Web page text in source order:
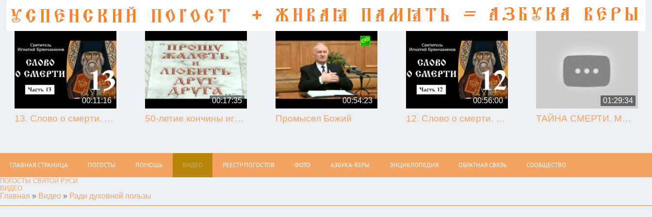
00:11:16
13. Слово о смерти. Игнатий Брянчанинов.
00:17:35
50-летие кончины игумена Никона (Воробьёва) (г. Гагарин, 2013.09.07)
00:54:23
Промысел Божий
00:56:00
12. Слово о смерти. Игнатий Брянчанинов.
01:29:34
ТАЙНА СМЕРТИ. МЫТАРСТВА. ВОСКРЕСЕНИЕ (Олег Стеняев)
ГЛАВНАЯ СТРАНИЦА ПОГОСТЫ ПОМОЩЬ ВИДЕО РЕЕСТР ПОГОСТОВ ФОТО АЗБУКА-ВЕРЫ ЭНЦИКЛОПЕДИЯ ОБРАТНАЯ СВЯЗЬ СООБЩЕСТВО
ПОГОСТЫ СВЯТОЙ РУСИ
ВИДЕО
Главная » Видео » Ради духовной пользы